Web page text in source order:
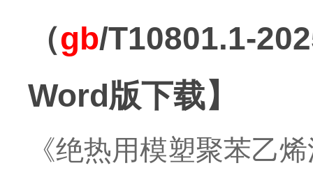
（gb/T10801.1-
Word版下载】
《绝热用模塑聚苯乙